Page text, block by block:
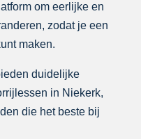
om eerlijke en
zodat je een
maken.
duidelijke
in Niekerk,
die het beste bij